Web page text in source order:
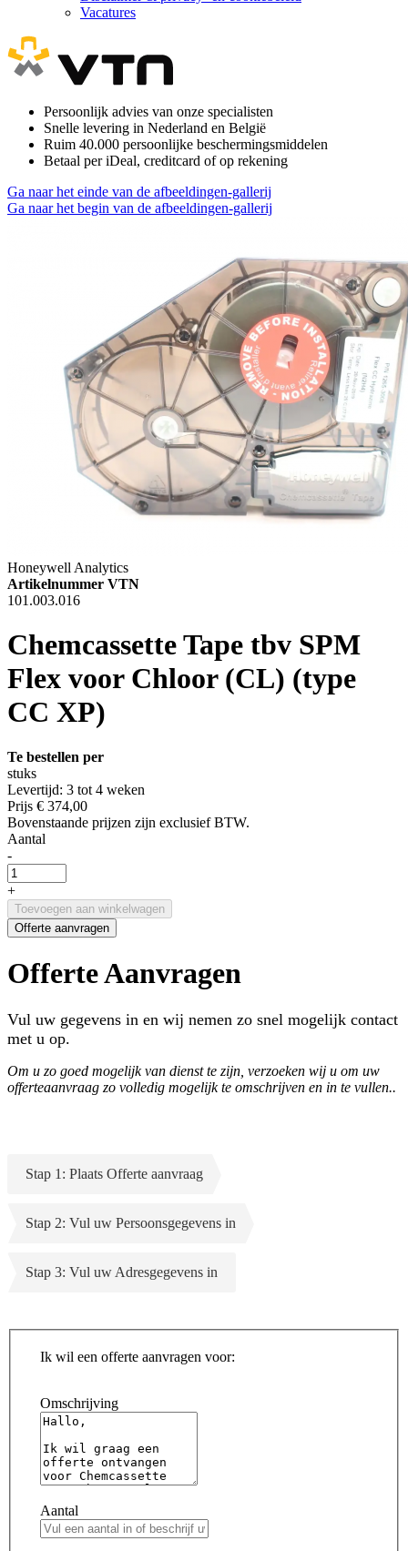
Vacatures
Persoonlijk advies van onze specialisten
Snelle levering in Nederland en België
Ruim 40.000 persoonlijke beschermingsmiddelen
Betaal per iDeal, creditcard of op rekening
Ga naar het einde van de afbeeldingen-gallerij
Ga naar het begin van de afbeeldingen-gallerij
Honeywell Analytics
Artikelnummer VTN
101.003.016
Chemcassette Tape tbv SPM
Flex voor Chloor (CL) (type
CC XP)
Te bestellen per
stuks
Levertijd: 3 tot 4 weken
Prijs € 374,00
Bovenstaande prijzen zijn exclusief BTW.
Aantal
-
+
Toevoegen aan winkelwagen
Offerte aanvragen
Offerte Aanvragen
Vul uw gegevens in en wij nemen zo snel mogelijk contact
met u op.
Om u zo goed mogelijk van dienst te zijn, verzoeken wij u om uw
offerteaanvraag zo volledig mogelijk te omschrijven en in te vullen..
Stap 1: Plaats Offerte aanvraag
Stap 2: Vul uw Persoonsgegevens in
Stap 3: Vul uw Adresgegevens in
Ik wil een offerte aanvragen voor:
Omschrijving
Aantal